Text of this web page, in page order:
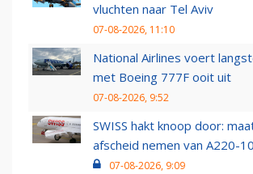
vluchten naar Tel Aviv
07-08-2026, 11:10
National Airlines voert
met Boeing 777F ooit uit
07-08-2026, 9:52
SWISS hakt knoop door:
afscheid nemen van A220-
07-08-2026, 9:09